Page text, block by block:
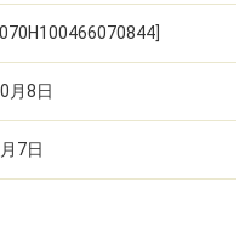
月8日
7日